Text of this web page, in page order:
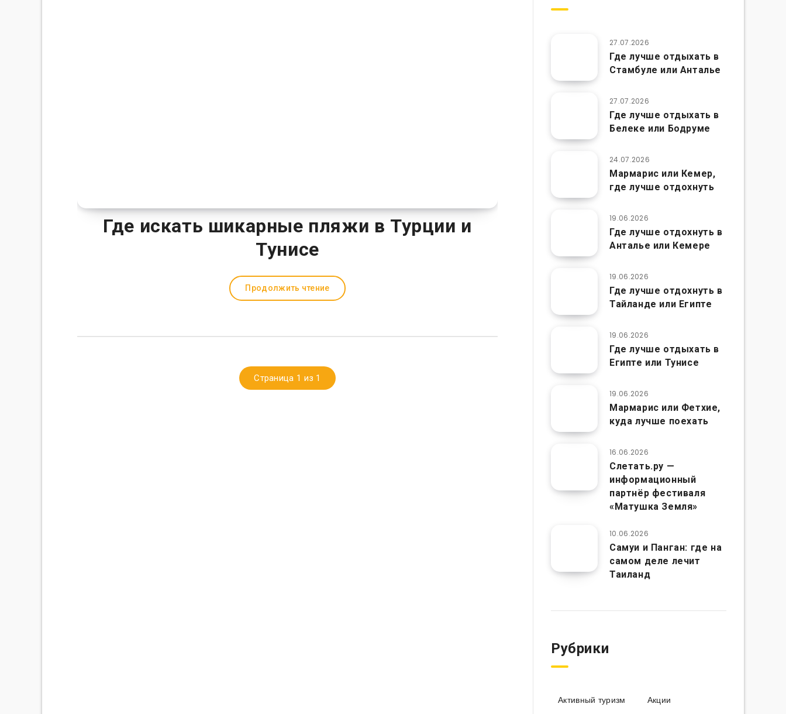
Где искать шикарные пляжи в Турции и
Тунисе
Продолжить чтение
Страница 1 из 1
27.07.2026
Где лучше отдыхать в
Стамбуле или Анталье
27.07.2026
Где лучше отдыхать в
Белеке или Бодруме
24.07.2026
Мармарис или Кемер,
где лучше отдохнуть
19.06.2026
Где лучше отдохнуть в
Анталье или Кемере
19.06.2026
Где лучше отдохнуть в
Тайланде или Египте
19.06.2026
Где лучше отдыхать в
Египте или Тунисе
19.06.2026
Мармарис или Фетхие,
куда лучше поехать
16.06.2026
Слетать.ру —
информационный
партнёр фестиваля
«Матушка Земля»
10.06.2026
Самуи и Панган: где на
самом деле лечит
Таиланд
Рубрики
Активный туризм Акции